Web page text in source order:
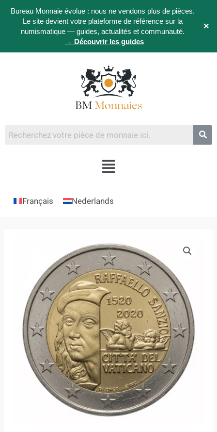
Bureau Monnaie évolue : nous ne vendons plus de pièces.
Le site devient votre plateforme de référence sur la
numismatique — guides, actualités et communauté.
→ Découvrir les guides
×
Français Nederlands